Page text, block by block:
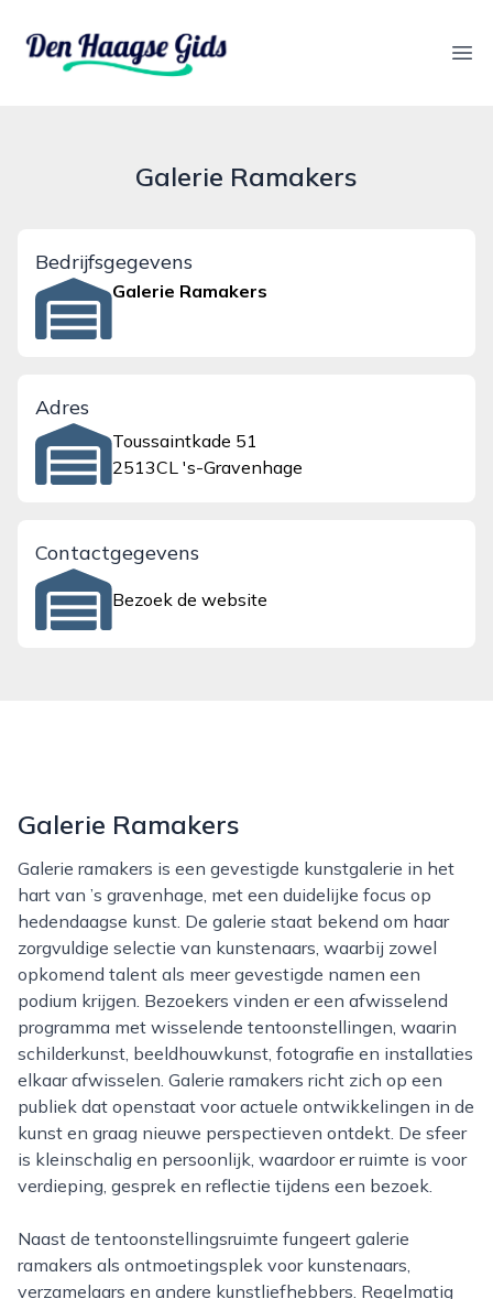
denhaagsegids.nl
Galerie Ramakers
Bedrijfsgegevens
Galerie Ramakers
Adres
Toussaintkade 51
2513CL 's-Gravenhage
Contactgegevens
Bezoek de website
Galerie Ramakers
Galerie ramakers is een gevestigde kunstgalerie in het
hart van ’s gravenhage, met een duidelijke focus op
hedendaagse kunst. De galerie staat bekend om haar
zorgvuldige selectie van kunstenaars, waarbij zowel
opkomend talent als meer gevestigde namen een
podium krijgen. Bezoekers vinden er een afwisselend
programma met wisselende tentoonstellingen, waarin
schilderkunst, beeldhouwkunst, fotografie en installaties
elkaar afwisselen. Galerie ramakers richt zich op een
publiek dat openstaat voor actuele ontwikkelingen in de
kunst en graag nieuwe perspectieven ontdekt. De sfeer
is kleinschalig en persoonlijk, waardoor er ruimte is voor
verdieping, gesprek en reflectie tijdens een bezoek.
Naast de tentoonstellingsruimte fungeert galerie
ramakers als ontmoetingsplek voor kunstenaars,
verzamelaars en andere kunstliefhebbers. Regelmatig